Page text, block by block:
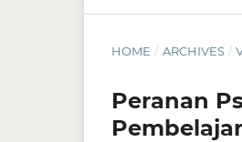
HOME / ARCHIVES /
Peranan